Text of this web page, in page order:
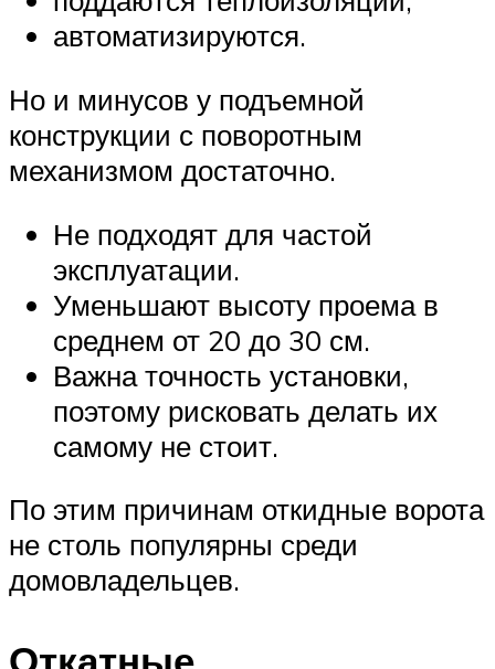
автоматизируются.
Но и минусов у подъемной
конструкции с поворотным
механизмом достаточно.
Не подходят для частой
эксплуатации.
Уменьшают высоту проема в
среднем от 20 до 30 см.
Важна точность установки,
поэтому рисковать делать их
самому не стоит.
По этим причинам откидные ворота
не столь популярны среди
домовладельцев.